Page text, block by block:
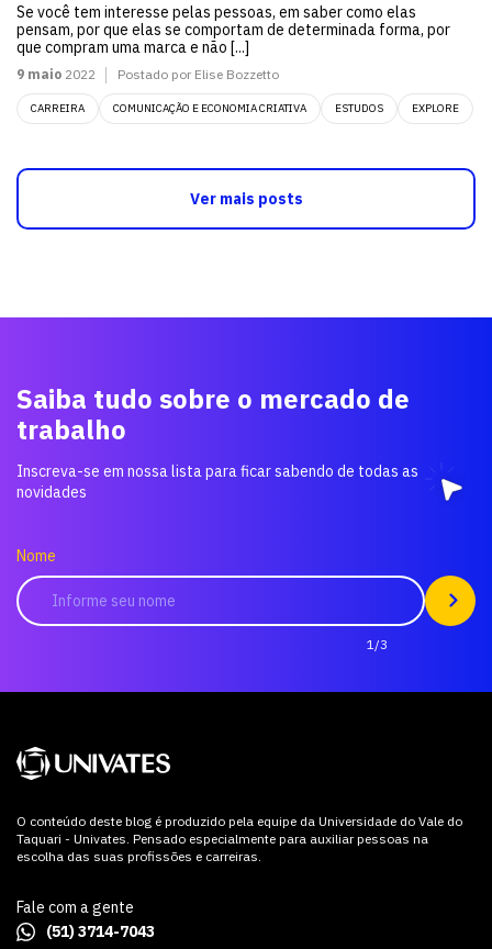
Se você tem interesse pelas pessoas, em saber como elas
pensam, por que elas se comportam de determinada forma, por
que compram uma marca e não [...]
9 maio 2022 Postado por Elise Bozzetto
CARREIRA COMUNICAÇÃO E ECONOMIA CRIATIVA ESTUDOS EXPLORE
Ver mais posts
Saiba tudo sobre o mercado de
trabalho
Inscreva-se em nossa lista para ficar sabendo de todas as
novidades
Nome
1/3
O conteúdo deste blog é produzido pela equipe da Universidade do Vale do
Taquari - Univates. Pensado especialmente para auxiliar pessoas na
escolha das suas profissões e carreiras.
Fale com a gente
(51) 3714-7043